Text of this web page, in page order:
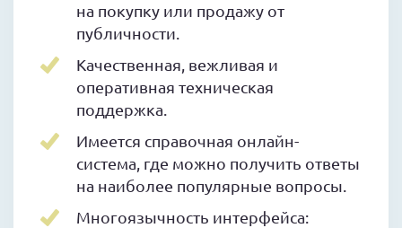
на покупку или продажу от
публичности.
Качественная, вежливая и
оперативная техническая
поддержка.
Имеется справочная онлайн-
система, где можно получить ответы
на наиболее популярные вопросы.
Многоязычность интерфейса: